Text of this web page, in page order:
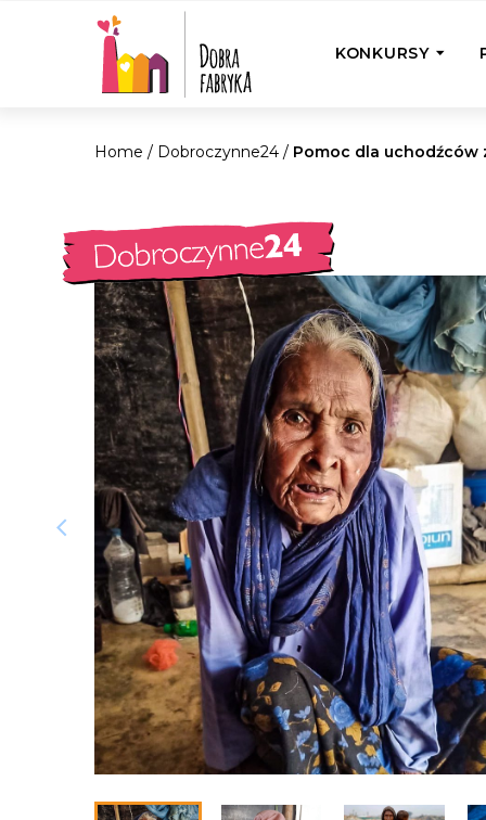
KONKURSY
Wyjedź z
Wyjedź do
Żakowskim z
Home / Dobroczynne24 / Pomoc dla uchodźców